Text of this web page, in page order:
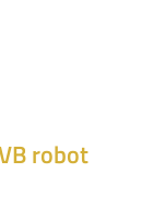
robot